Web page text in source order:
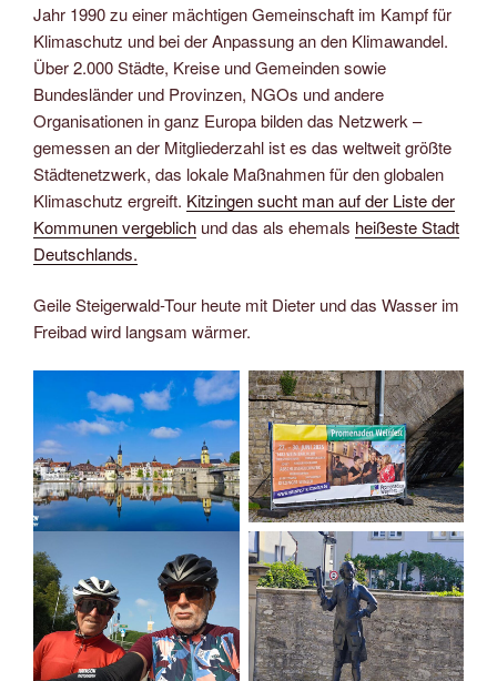
Jahr 1990 zu einer mächtigen Gemeinschaft im Kampf für
Klimaschutz und bei der Anpassung an den Klimawandel.
Über 2.000 Städte, Kreise und Gemeinden sowie
Bundesländer und Provinzen, NGOs und andere
Organisationen in ganz Europa bilden das Netzwerk –
gemessen an der Mitgliederzahl ist es das weltweit größte
Städtenetzwerk, das lokale Maßnahmen für den globalen
Klimaschutz ergreift. Kitzingen sucht man auf der Liste der
Kommunen vergeblich und das als ehemals heißeste Stadt
Deutschlands.
Geile Steigerwald-Tour heute mit Dieter und das Wasser im
Freibad wird langsam wärmer.